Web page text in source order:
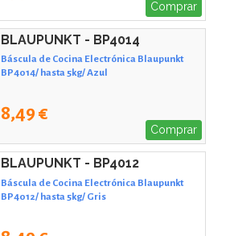
Comprar
BLAUPUNKT - BP4014
Báscula de Cocina Electrónica Blaupunkt
BP4014/ hasta 5kg/ Azul
8,49 €
Comprar
BLAUPUNKT - BP4012
Báscula de Cocina Electrónica Blaupunkt
BP4012/ hasta 5kg/ Gris